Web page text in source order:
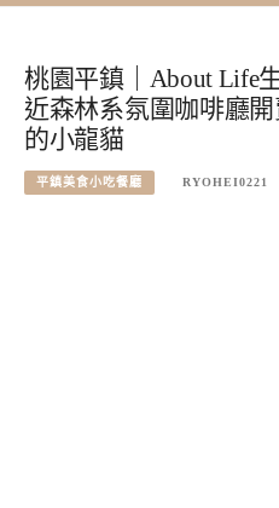
桃園平鎮｜About Life
近森林系氛圍咖啡廳
的小龍貓
平鎮美食小吃餐廳 RYOHEI0221